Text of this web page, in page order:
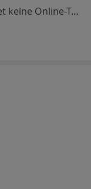
Dieser Arzt bzw. diese Ärztin bietet keine Online-Terminbuchung an diesem Standort an.